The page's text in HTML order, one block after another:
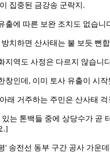
집중된 금강송 군락지.
출에 따른 보완 조치도 없습니
치하면 산사태는 불 보듯 뻔
지역도 사정은 다르지 않습니
창인데, 이미 토사 유출이 시
래 거주하는 주민은 산사태
는 톤백들 중에 상당수가 곧
.]
' 송전선 동부 구간 공사 가운